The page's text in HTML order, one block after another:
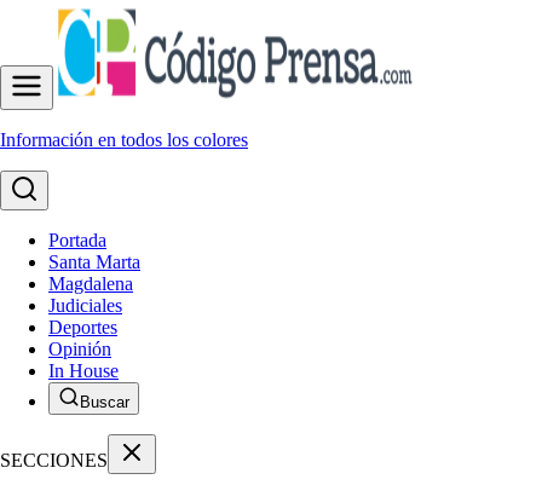
Información en todos los colores
Portada
Santa Marta
Magdalena
Judiciales
Deportes
Opinión
In House
Buscar
SECCIONES